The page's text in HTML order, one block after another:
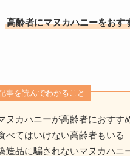
高齢者にマヌカハニーをおす
事を読んでわかること
ヌカハニーが高齢者におすす
べてはいけない高齢者もいる
造品に騙されないマヌカハニ